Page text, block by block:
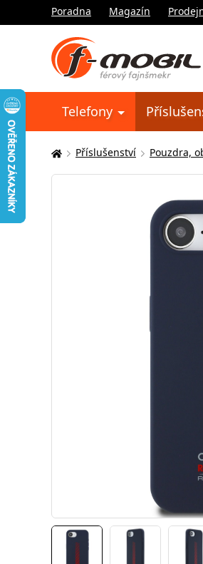
Poradna Magazín
Telefony
Zde
se
Příslušenství Pouzdra,